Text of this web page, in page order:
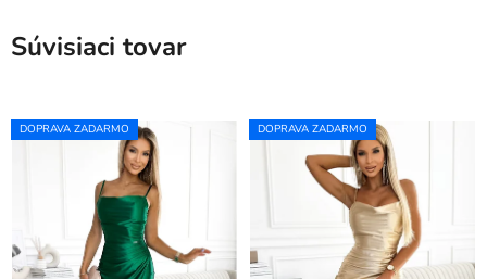
Súvisiaci tovar
DOPRAVA ZADARMO DOPRAVA ZADARMO